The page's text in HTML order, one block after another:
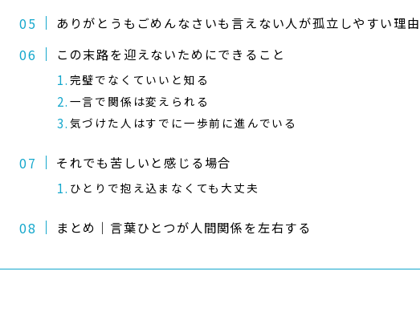
ありがとうもごめんなさいも言えない人が孤立しやすい理由
この末路を迎えないためにできること
完璧でなくていいと知る
一言で関係は変えられる
気づけた人はすでに一歩前に進んでいる
それでも苦しいと感じる場合
ひとりで抱え込まなくても大丈夫
まとめ｜言葉ひとつが人間関係を左右する